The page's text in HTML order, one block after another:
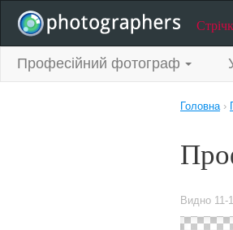
Професійний фотограф
Головна›
Видно 11-